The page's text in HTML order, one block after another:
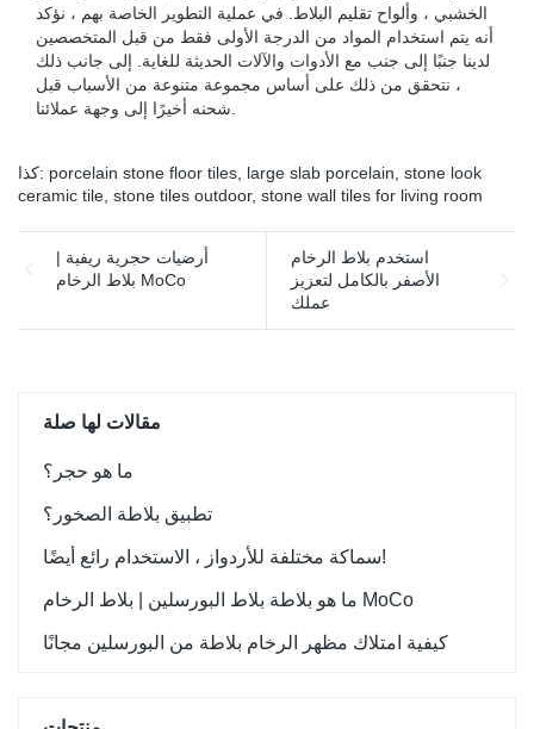
الخشبي ، وألواح تقليم البلاط. في عملية التطوير الخاصة بهم ، نؤكد
أنه يتم استخدام المواد من الدرجة الأولى فقط من قبل المتخصصين
لدينا جنبًا إلى جنب مع الأدوات والآلات الحديثة للغاية. إلى جانب ذلك
، نتحقق من ذلك على أساس مجموعة متنوعة من الأسباب قبل
كذا: porcelain stone floor tiles large slab porcelain stone look
ceramic tile stone tiles outdoor, stone wall tiles for living room
أرضيات حجرية ريفية |
بلاط الرخام MoCo
استخدم بلاط الرخام
الأصفر بالكامل لتعزيز
عملك
مقالات لها صلة
ما هو حجر؟
تطبيق بلاطة الصخور؟
سماكة مختلفة للأردواز ، الاستخدام رائع أيضًا!
ما هو بلاطة بلاط البورسلين | بلاط الرخام MoCo
كيفية امتلاك مظهر الرخام بلاطة من البورسلين مجانًا